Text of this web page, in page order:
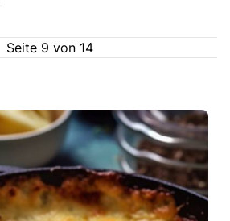
Seite 9 von 14